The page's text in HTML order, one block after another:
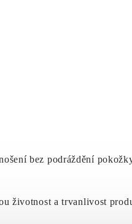
bez podráždění
životnost a trvanlivost